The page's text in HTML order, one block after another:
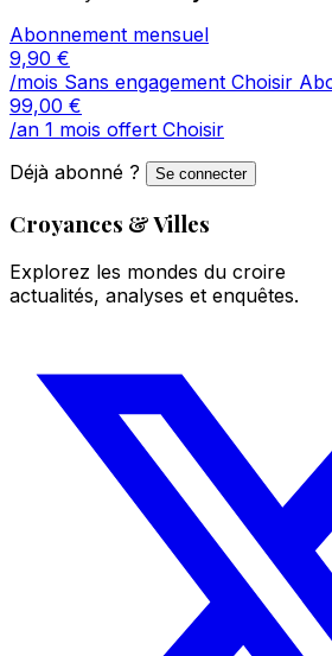
Abonnement mensuel
9,90 €
/mois Sans engagement Choisir
99,00 €
/an 1 mois offert Choisir
Déjà abonné ?
Se connecter
Croyances & Villes
Explorez les mondes du croire
actualités, analyses et enquêtes.